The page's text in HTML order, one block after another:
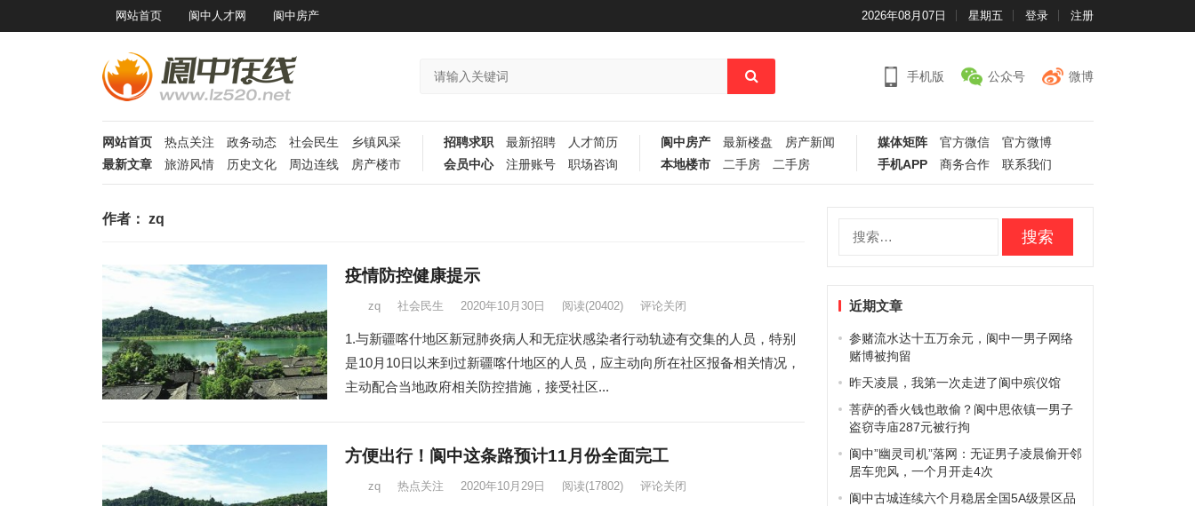
网站首页 阆中人才网 阆中房产 2026年08月07日 星期五 登录 注册
手机版 公众号 微博
网站首页 热点关注 政务动态 社会民生
乡镇风采
最新文章
旅游风情 历史文化 周边连线 房产楼市
招聘求职 最新招聘
人才简历
会员中心
注册账号 职场咨询
阆中房产 最新楼盘
房产新闻
本地楼市
二手房 二手房
媒体矩阵 官方微信
官方微博
手机APP
商务合作 联系我们
作者： zq
疫情防控健康提示
zq 社会民生 2020年10月30日 阅读(20402) 评论关闭
1.与新疆喀什地区新冠肺炎病人和无症状感染者行动轨迹有交集的人员，特别
是10月10日以来到过新疆喀什地区的人员，应主动向所在社区报备相关情况，
主动配合当地政府相关防控措施，接受社区...
方便出行！阆中这条路预计11月份全面完工
zq 热点关注 2020年10月29日 阅读(17802) 评论关闭
近期文章
参赌流水达十五万余元，阆中一男子网络
赌博被拘留
昨天凌晨，我第一次走进了阆中殡仪馆
菩萨的香火钱也敢偷？阆中思依镇一男子
盗窃寺庙287元被行拘
阆中”幽灵司机”落网：无证男子凌晨偷开邻
居车兜风，一个月开走4次
阆中古城连续六个月稳居全国5A级景区品